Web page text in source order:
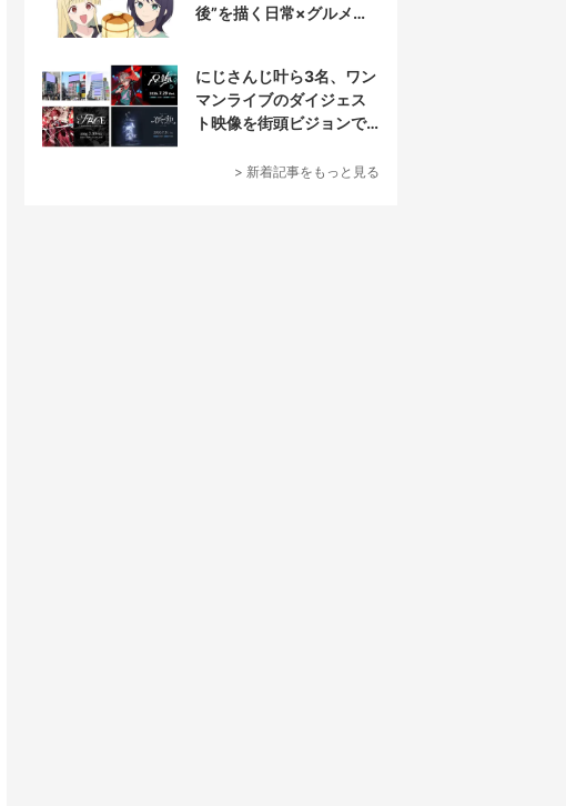
後”を描く日常×グルメ作
にじさんじ叶ら3名、ワン
マンライブのダイジェス
ト映像を街頭ビジョンで
> 新着記事をもっと見る